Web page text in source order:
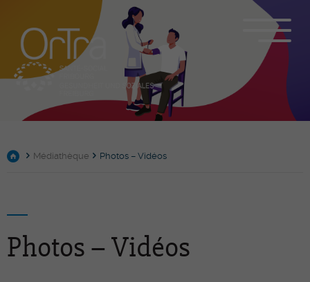
Médiathèque Photos – Vidéos
Photos – Vidéos